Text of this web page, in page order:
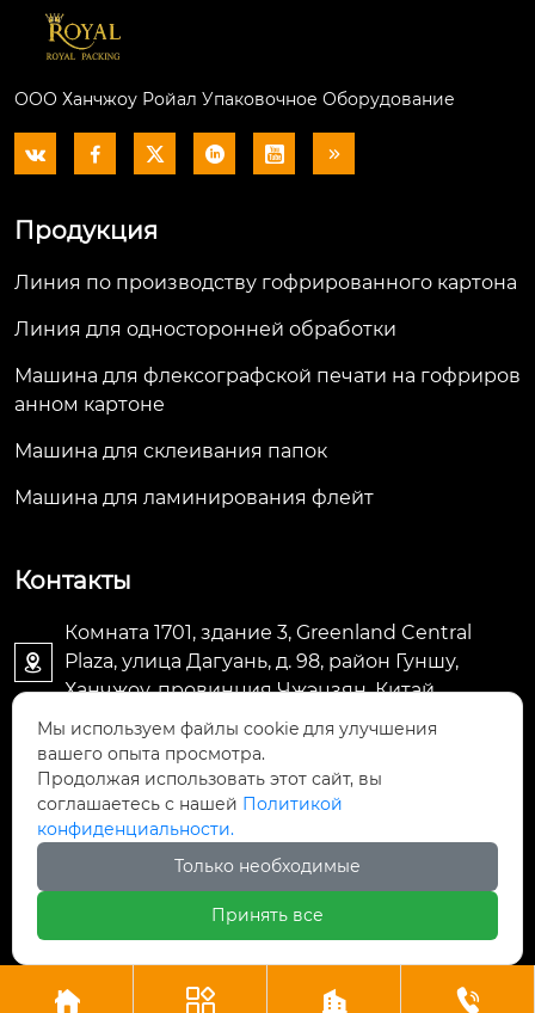
ООО Ханчжоу Ройал Упаковочное Оборудование
     
Продукция
Линия по производству гофрированного картона
Линия для односторонней обработки
Машина для флексографской печати на гофриров
анном картоне
Машина для склеивания папок
Машина для ламинирования флейт
Контакты

Комната 1701, здание 3, Greenland Central
Plaza, улица Дагуань, д. 98, район Гуншу,
Ханчжоу, провинция Чжэцзян, Китай
 machine@royal-packing.com
 +86-571-85829052
+8613325819288
Авторское право © ООО Ханчжоу Ройал Упаковочное
   
Мы используем файлы cookie для улучшения
вашего опыта просмотра.
Продолжая использовать этот сайт, вы
соглашаетесь с нашей Политикой
конфиденциальности.
Только необходимые
Принять все